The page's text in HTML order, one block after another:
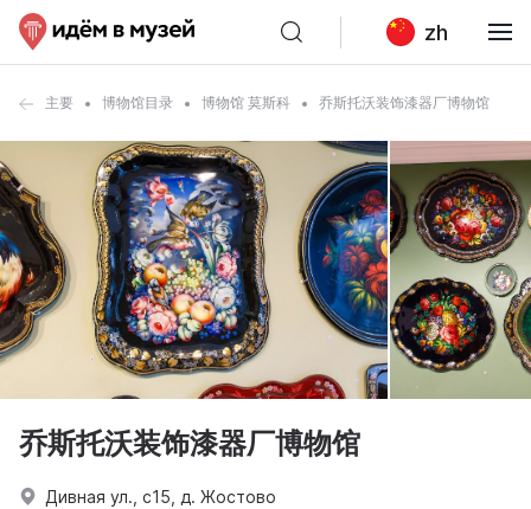
zh
主要 博物馆目录 博物馆 莫斯科 乔斯托沃装饰漆器厂博物馆
乔斯托沃装饰漆器厂博物馆
Дивная ул., с15, д. Жостово